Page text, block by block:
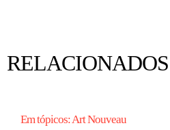
RELACIONADOS
Em tópicos: Art Nouveau